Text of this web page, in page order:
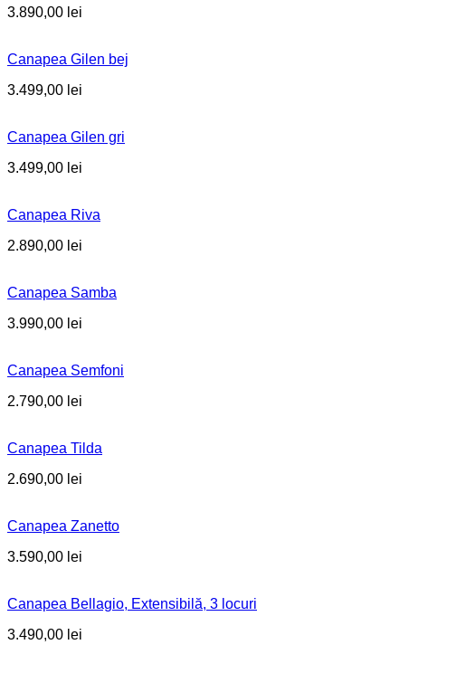
3.890,00 lei
Canapea Gilen bej
3.499,00 lei
Canapea Gilen gri
3.499,00 lei
Canapea Riva
2.890,00 lei
Canapea Samba
3.990,00 lei
Canapea Semfoni
2.790,00 lei
Canapea Tilda
2.690,00 lei
Canapea Zanetto
3.590,00 lei
Canapea Bellagio, Extensibilă, 3 locuri
3.490,00 lei